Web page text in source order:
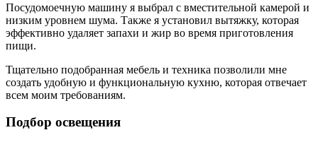
Посудомоечную машину я выбрал с вместительной камерой и
низким уровнем шума. Также я установил вытяжку, которая
эффективно удаляет запахи и жир во время приготовления
пищи.
Тщательно подобранная мебель и техника позволили мне
создать удобную и функциональную кухню, которая отвечает
всем моим требованиям.
Подбор освещения